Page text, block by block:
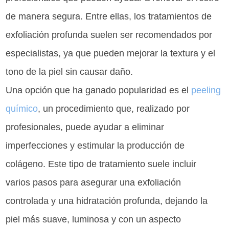
de manera segura. Entre ellas, los tratamientos de
exfoliación profunda suelen ser recomendados por
especialistas, ya que pueden mejorar la textura y el
tono de la piel sin causar daño.
Una opción que ha ganado popularidad es el peeling
químico, un procedimiento que, realizado por
profesionales, puede ayudar a eliminar
imperfecciones y estimular la producción de
colágeno. Este tipo de tratamiento suele incluir
varios pasos para asegurar una exfoliación
controlada y una hidratación profunda, dejando la
piel más suave, luminosa y con un aspecto